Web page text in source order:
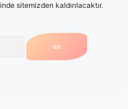
sitemizden kaldırılacaktır.